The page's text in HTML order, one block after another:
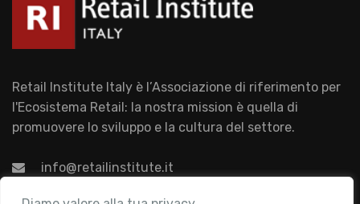
Retail Institute Italy è l’Associazione di riferimento per
l'Ecosistema Retail: la nostra mission è quella di
promuovere lo sviluppo e la cultura del settore.
info@retailinstitute.it